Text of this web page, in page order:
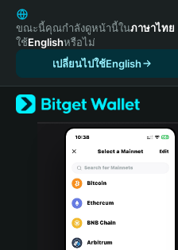
English
日本語
Tiếng Việt
Español (Latinoamérica)
Türkçe
Italiano
Português (Portugal)
Bahasa Indonesia
ขณะนี้คุณกำลังดูหน้านี้ในภาษาไทย
ใช้Englishหรือไม่
เปลี่ยนไปใช้English